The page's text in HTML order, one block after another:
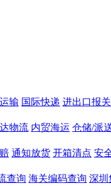
输 国际快递 进出口报关
物流 内贸海运 仓储/派
通知放货 开箱清点 安
查询 海关编码查询 深圳